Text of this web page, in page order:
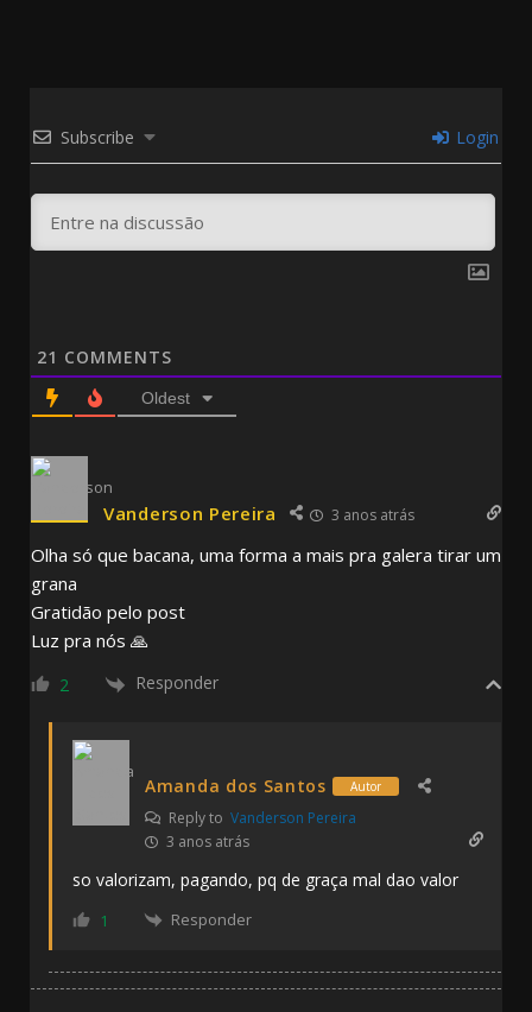
Subscribe Login
21 COMMENTS
Oldest
Vanderson Pereira 3 anos atrás
Olha só que bacana, uma forma a mais pra galera tirar um
grana
Gratidão pelo post
Luz pra nós 🙏
2 Responder
Amanda dos Santos Autor
Reply to Vanderson Pereira
3 anos atrás
so valorizam, pagando, pq de graça mal dao valor
1 Responder